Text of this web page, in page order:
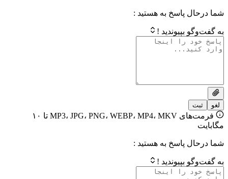
پاسخ به هستید :
!
فرمت‌های MP3، JPG، PNG، WEBP، MP4، MKV تا ۱۰
پاسخ به هستید :
!